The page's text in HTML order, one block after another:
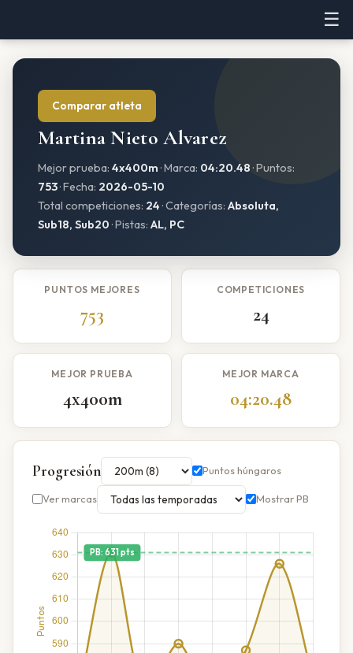
☰
Comparar atleta
Martina Nieto Alvarez
Mejor prueba: 4x400m · Marca: 04:20.48 · Puntos:
753· Fecha: 2026-05-10
Total competiciones: 24 · Categorías: Absoluta,
Sub18, Sub20 · Pistas: AL, PC
PUNTOS MEJORES
753
COMPETICIONES
24
MEJOR PRUEBA
4x400m
MEJOR MARCA
04:20.48
Progresión Puntos húngaros
Ver marcas Mostrar PB